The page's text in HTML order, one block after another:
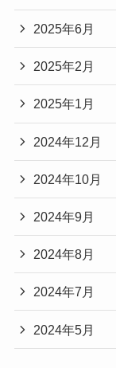
2025年6月
2025年2月
2025年1月
2024年12月
2024年10月
2024年9月
2024年8月
2024年7月
2024年5月